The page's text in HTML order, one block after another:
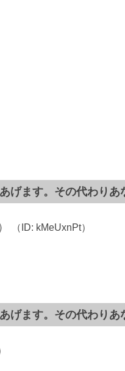
げます。その代わり
（ID: kMeUxnPt）
げます。その代わり